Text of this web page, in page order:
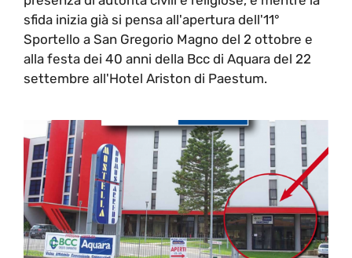
sfida inizia già si pensa all'apertura dell'11°
Sportello a San Gregorio Magno del 2 ottobre e
alla festa dei 40 anni della Bcc di Aquara del 22
settembre all'Hotel Ariston di Paestum.